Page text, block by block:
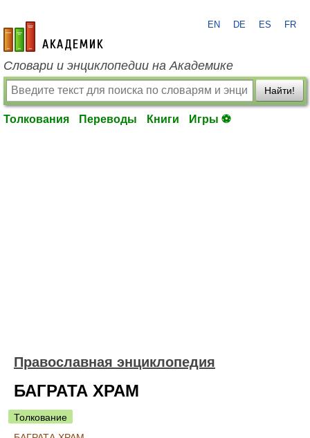
academic.ru
EN DE ES FR
Словари и энциклопедии на Академике
Найти!
Толкования Переводы Книги Игры ⚽
Православная энциклопедия
БАГРАТА ХРАМ
Толкование